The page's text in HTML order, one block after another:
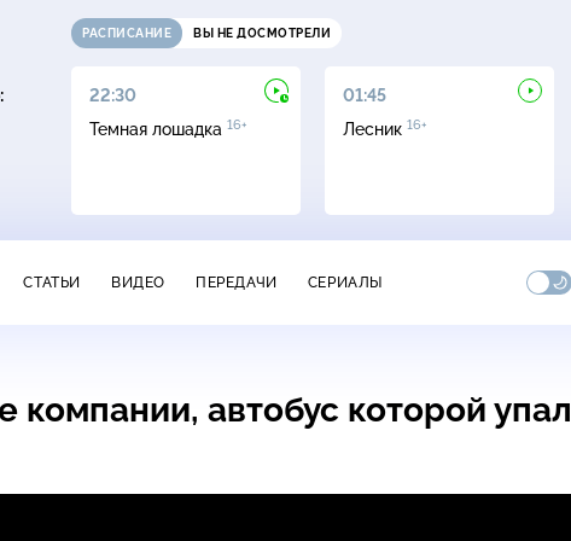
РАСПИСАНИЕ ВЫ НЕ ДОСМОТРЕЛИ
22:30
Темная лошадка 16+
01:45
Лесник 16+
СТАТЬИ ВИДЕО ПЕРЕДАЧИ СЕРИАЛЫ
автобус которой упал